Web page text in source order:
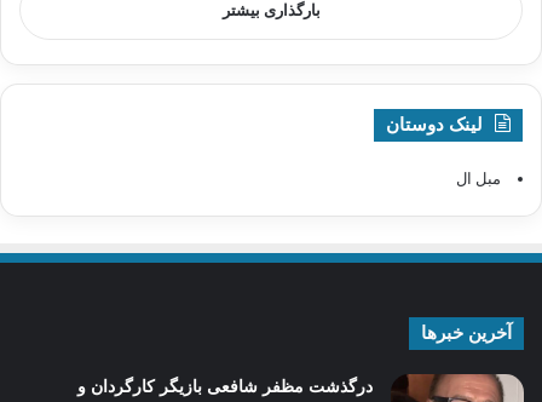
بارگذاری بیشتر
لینک دوستان
مبل ال
آخرین خبرها
درگذشت مظفر شافعی بازیگر کارگردان و